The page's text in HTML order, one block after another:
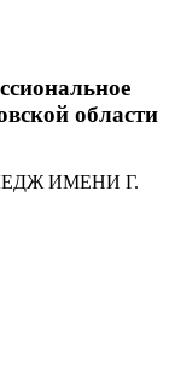
области
ИМЕНИ Г.